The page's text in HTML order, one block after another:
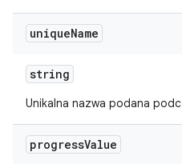
uniqueName
string
Unikalna nazwa podana
progressValue